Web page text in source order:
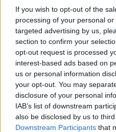
If you wish to opt-out of the
processing of your personal
targeted advertising by us,
section to confirm your
opt-out request is processed
interest-based ads based on
us or personal information
your opt-out. You may
disclosure of your personal
IAB’s list of downstream
also be disclosed by us to
Downstream Participants that
εβδομάδες ζωής», είπε.
σημαίνει ότι ένας πολύ
τυχερός αν περάσει τα
σκύλοι, όμως, μπορεί
χρόνια».
Ο καρκίνος στους
της προχωρημένης
κινδυνεύουν λιγότερο
που πεθαίνουν σε